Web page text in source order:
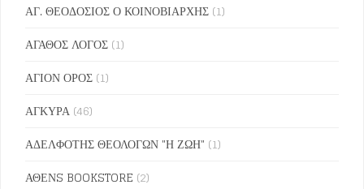
ΑΓ. ΘΕΟΔΟΣΙΟΣ Ο ΚΟΙΝΟΒΙΑΡΧΗΣ (1)
ΑΓΑΘΟΣ ΛΟΓΟΣ (1)
ΑΓΙΟΝ ΟΡΟΣ (1)
ΑΓΚΥΡΑ (46)
ΑΔΕΛΦΟΤΗΣ ΘΕΟΛΟΓΩΝ "Η ΖΩΗ" (1)
ΑΘΕΝS BOOKSTORE (2)